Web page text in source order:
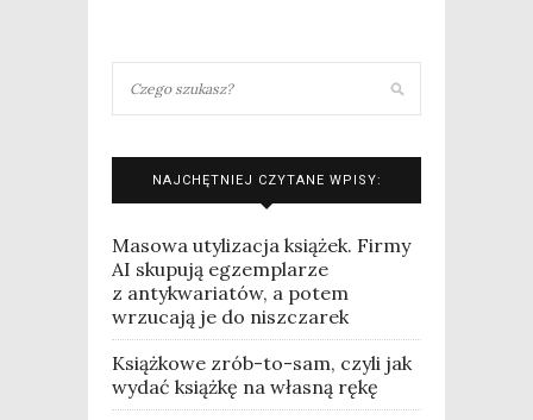
NAJCHĘTNIEJ CZYTANE WPISY:
Masowa utylizacja książek. Firmy
AI skupują egzemplarze
z antykwariatów, a potem
wrzucają je do niszczarek
Książkowe zrób-to-sam, czyli jak
wydać książkę na własną rękę